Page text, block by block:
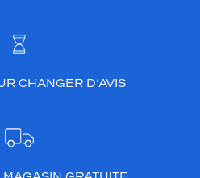
CHANGER D’AVIS